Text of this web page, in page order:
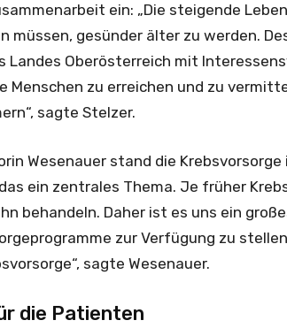
ein: „Die steigende
müssen, gesünder älter zu werden.
Landes Oberösterreich mit
Menschen zu erreichen und zu
sagte Stelzer.
Wesenauer stand die
ein zentrales Thema. Je früher
behandeln. Daher ist es uns ein
zur Verfügung zu
sagte Wesenauer.
die Patienten